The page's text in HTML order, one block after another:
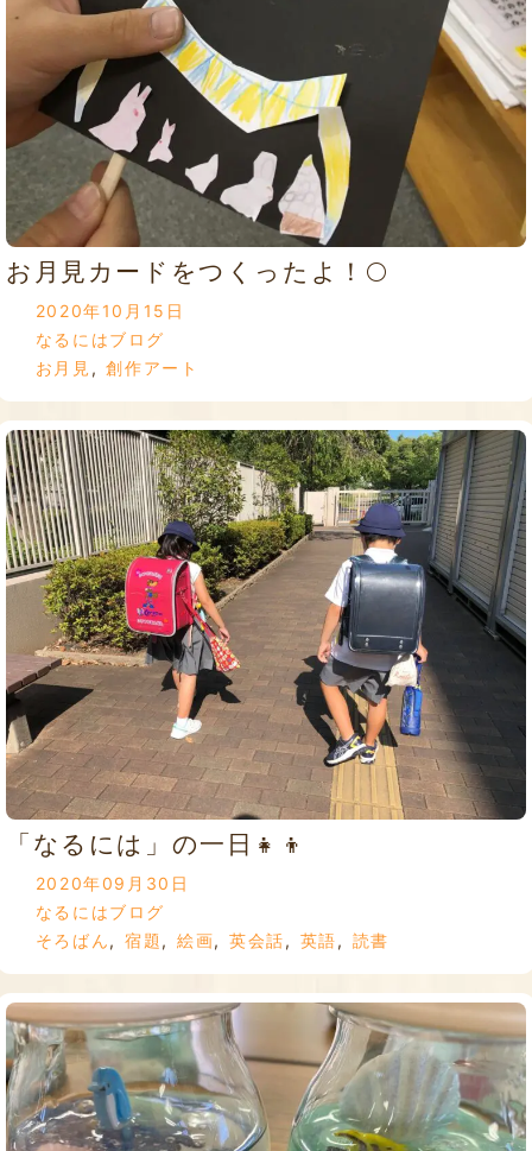
お月見カードをつくったよ！🌕
2020年10月15日
なるにはブログ
お月見 ,創作アート
「なるには」の一日👧👦
2020年09月30日
なるにはブログ
そろばん, 宿題, 絵画, 英会話, 英語, 読書